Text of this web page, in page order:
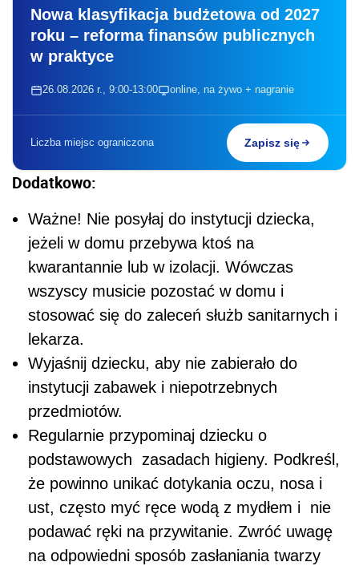
Nowa klasyfikacja budżetowa od 2027
roku – reforma finansów publicznych
w praktyce
26.08.2026 r., 9:00-13:00 online, na żywo + nagranie
Liczba miejsc ograniczona Zapisz się
Dodatkowo:
Ważne! Nie posyłaj do instytucji dziecka,
jeżeli w domu przebywa ktoś na
kwarantannie lub w izolacji. Wówczas
wszyscy musicie pozostać w domu i
stosować się do zaleceń służb sanitarnych i
lekarza.
Wyjaśnij dziecku, aby nie zabierało do
instytucji zabawek i niepotrzebnych
przedmiotów.
Regularnie przypominaj dziecku o
podstawowych zasadach higieny. Podkreśl,
że powinno unikać dotykania oczu, nosa i
ust, często myć ręce wodą z mydłem i nie
podawać ręki na przywitanie. Zwróć uwagę
na odpowiedni sposób zasłaniania twarzy